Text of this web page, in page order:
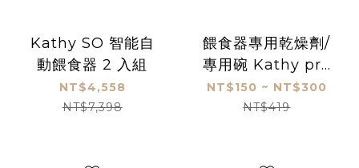
Kathy SO 智能自
動餵食器 2 入組
NT$4,558
NT$7,398
餵食器專用乾燥劑/
專用碗 Kathy pro
x / SO 餵食器專用
NT$150 ~ NT$300
NT$419